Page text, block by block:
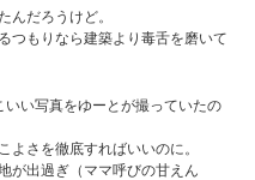
んだろうけど。
つもりなら建築より毒舌を磨いて
い写真をゆーとが撮っていたの
よさを徹底すればいいのに。
が出過ぎ（ママ呼びの甘えん